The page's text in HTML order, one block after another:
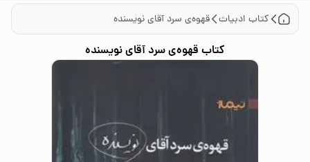
کتاب ادبیات قهوه‌ی سرد آقای نویسنده
کتاب قهوه‌ی سرد آقای نویسنده